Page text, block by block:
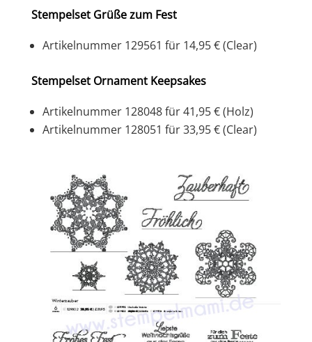
Stempelset Grüße zum Fest
Artikelnummer 129561 für 14,95 € (Clear)
Stempelset Ornament Keepsakes
Artikelnummer 128048 für 41,95 € (Holz)
Artikelnummer 128051 für 33,95 € (Clear)